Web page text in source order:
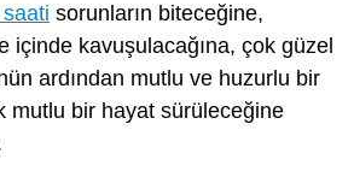
sorunların biteceğine,
içinde kavuşulacağına, çok güzel
ardından mutlu ve huzurlu bir
mutlu bir hayat sürüleceğine